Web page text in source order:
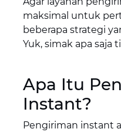
maksimal untuk
beberapa strategi
Yuk, simak apa saja
Apa Itu
Instant?
Pengiriman instant